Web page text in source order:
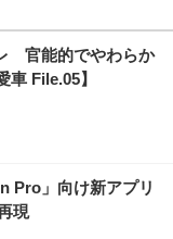
官能的でやわらか
File.05】
Pro」向け新アプリ
現